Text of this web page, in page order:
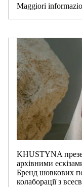
Maggiori
KHUSTYNA
архівними
Бренд шовкових
колаборації з